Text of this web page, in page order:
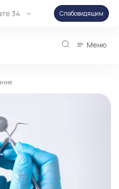
34 Слабовидящим
Меню